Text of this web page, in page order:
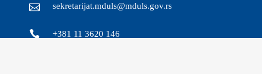
sekretarijat.mduls@mduls.gov.rs
+381 11 3620 146